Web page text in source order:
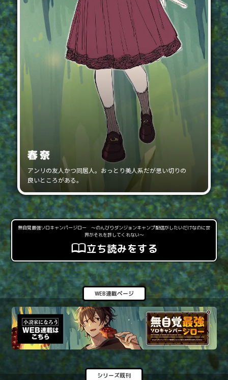
アンリの友人かつ同居人。おっとり美人系だが思い切りの
良いところがある。
無自覚最強ソロキャンパージロー 〜のんびりダンジョンキャンプ配信がしたいだけなのに世
界がそれを許してくれない〜
立ち読みをする
WEB連載ページ
シリーズ既刊